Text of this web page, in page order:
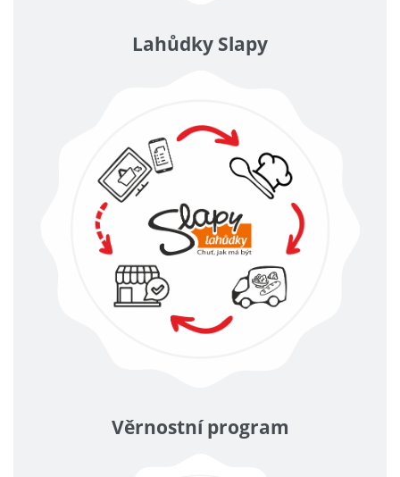
Lahůdky Slapy
Věrnostní program